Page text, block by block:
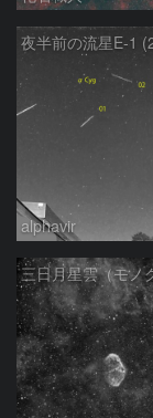
夜半前の流星E-1
alphavir
三日月星雲（モノ